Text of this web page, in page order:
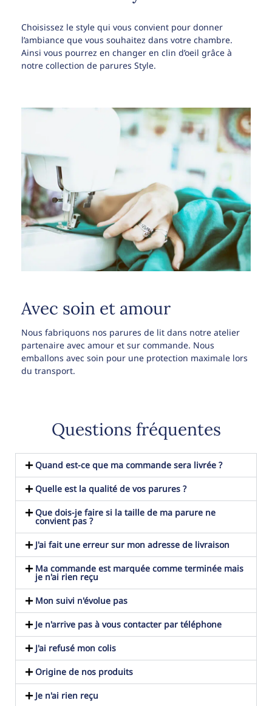
Choisissez le style qui vous convient pour donner
l’ambiance que vous souhaitez dans votre chambre.
Ainsi vous pourrez en changer en clin d’oeil grâce à
notre collection de parures Style.
Avec soin et amour
Nous fabriquons nos parures de lit dans notre atelier
partenaire avec amour et sur commande. Nous
emballons avec soin pour une protection maximale lors
du transport.
Questions fréquentes
Quand est-ce que ma commande sera livrée ?
Quelle est la qualité de vos parures ?
Que dois-je faire si la taille de ma parure ne
convient pas ?
J'ai fait une erreur sur mon adresse de livraison
Ma commande est marquée comme terminée mais
je n'ai rien reçu
Mon suivi n'évolue pas
Je n'arrive pas à vous contacter par téléphone
J'ai refusé mon colis
Origine de nos produits
Je n'ai rien reçu